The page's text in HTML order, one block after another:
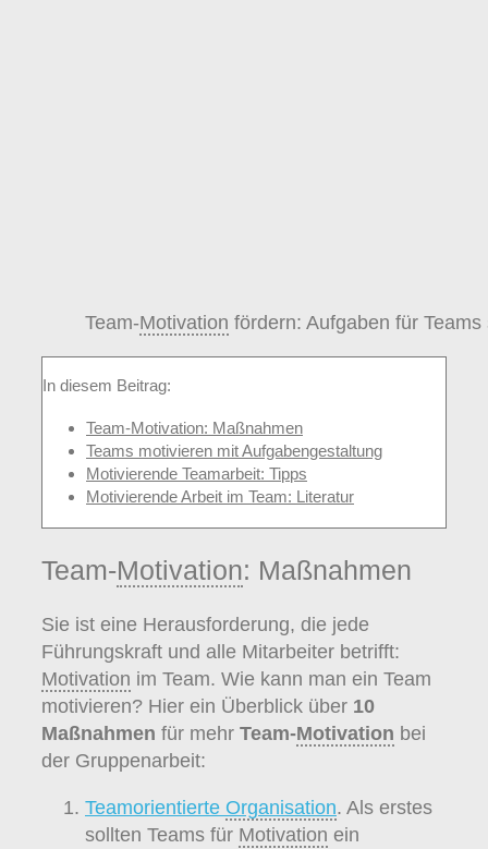
Team-Motivation fördern: Aufgaben für
In diesem Beitrag:
Team-Motivation: Maßnahmen
Teams motivieren mit Aufgabengestaltung
Motivierende Teamarbeit: Tipps
Motivierende Arbeit im Team: Literatur
Team-Motivation: Maßnahmen
Sie ist eine Herausforderung, die jede
Führungskraft und alle Mitarbeiter betrifft:
Motivation im Team. Wie kann man ein Team
motivieren? Hier ein Überblick über 10
Maßnahmen für mehr Team-Motivation bei
der Gruppenarbeit:
Teamorientierte Organisation. Als erstes
sollten Teams für Motivation ein